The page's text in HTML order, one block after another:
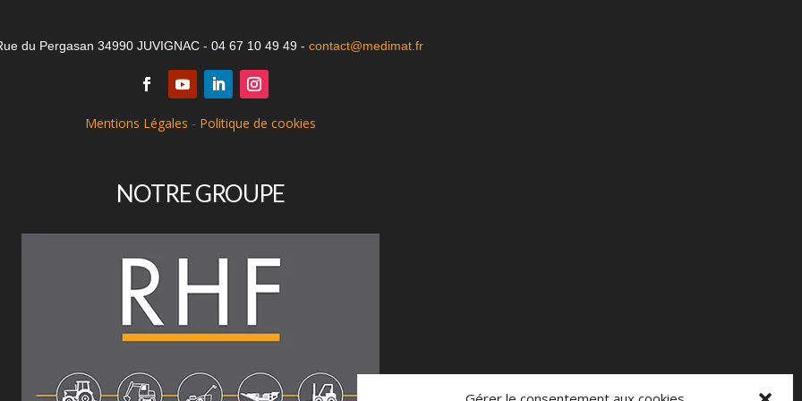
du Pergasan 34990 JUVIGNAC - 04 67 10 49 49 - contact@medimat.fr
Mentions Légales - Politique de cookies
NOTRE GROUPE